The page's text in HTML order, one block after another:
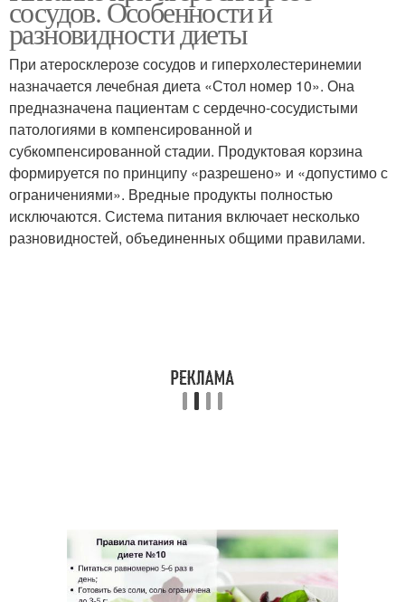
сосудов. Особенности и
разновидности диеты
При атеросклерозе сосудов и гиперхолестеринемии
назначается лечебная диета «Стол номер 10». Она
предназначена пациентам с сердечно-сосудистыми
патологиями в компенсированной и
субкомпенсированной стадии. Продуктовая корзина
формируется по принципу «разрешено» и «допустимо с
ограничениями». Вредные продукты полностью
исключаются. Система питания включает несколько
разновидностей, объединенных общими правилами.